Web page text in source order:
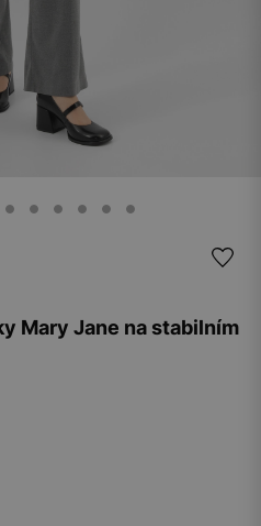
Mary Jane na stabilním